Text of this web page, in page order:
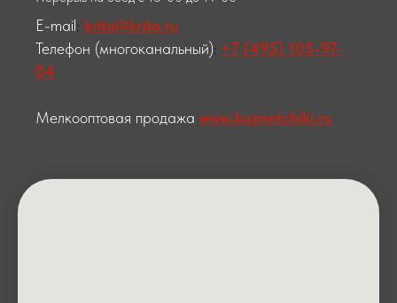
E-mail: krita@krita.ru
Телефон (многоканальный): +7 (495) 105-97-
04
Мелкооптовая продажа www.kuznetchiki.ru